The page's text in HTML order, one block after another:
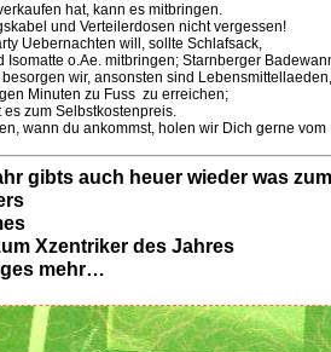
hat, kann es mitbringen.
und Verteilerdosen nicht vergessen!
Uebernachten will, sollte Schlafsack,
Isomatte o.Ae. mitbringen; Starnberger
wir, ansonsten sind
Minuten zu Fuss zu erreichen;
es zum Selbstkostenpreis.
wann du ankommst, holen wir Dich gerne vom
gibts auch heuer wieder was
Xzentriker des Jahres
mehr…